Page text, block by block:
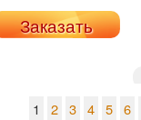
Заказать
1 2 3 4 5 6